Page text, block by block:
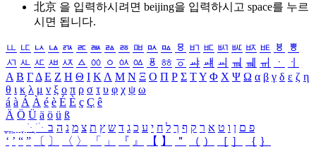
北京 을 입력하시려면 beijing을 입력하시고 space를 누르
시면 됩니다.
ㅥ ㅦ ㅧ ㅨ ㅩ ㅪ ㅫ ㅬ ㅭ ㅮ ㅯ ㅰ ㅱ ㅲ ㅳ ㅴ ㅵ ㅶ ㅷ ㅸ
ㅹ
ㅺ ㅻ ㅼ ㅽ ㅾ ㅿ ㆀ ㆁ ㆂ ㆃ ㆄ ㆅ ㆆ ㆇ ㆈ ㆉ ㆊ ㆋ ㆌ ㆍ
ㆎ
Α Β ΓΔ Ε Ζ Η Θ Ι ΚΛ Μ Ν Ξ Ο Π Ρ Σ ΤΥ Φ Χ Ψ Ω α β γ δ ε ζ η
θ ι κ λ μ ν ξ ο π ρ σ τ υ φ χ ψ ω
á à Á À é è É È ç Ç ê
Ä Ö Ü ä ö ü ß
ִֶֹ ֻּ ׁׂ פ ם ן ו ט א ר ק ף ך ל ח י ע כ ג ד ש ץ ת צ מ נ ה ב
‘ ’ “ ” 〔 〕 〈 〉 「 」 『 』 【 】 ＂ （ ） ［ ］ ｛ ｝